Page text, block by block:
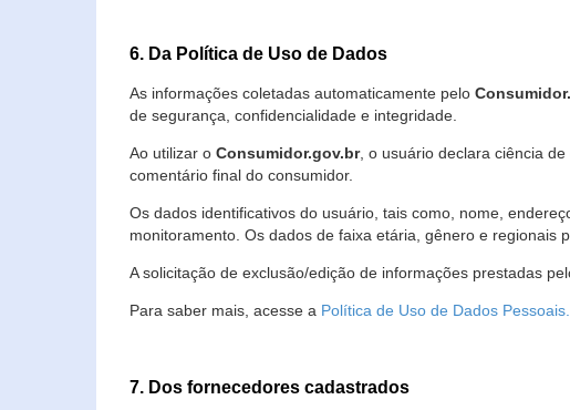
6. Da Política de Uso de Dados
As informações coletadas automaticamente pelo
de segurança, confidencialidade e integridade.
Ao utilizar o Consumidor.gov.br, o usuário declara ciência
comentário final do consumidor.
Os dados identificativos do usuário, tais como, nome,
monitoramento. Os dados de faixa etária, gênero e regionais
A solicitação de exclusão/edição de informações prestadas
Para saber mais, acesse a Política de Uso de Dados Pessoais.
7. Dos fornecedores cadastrados